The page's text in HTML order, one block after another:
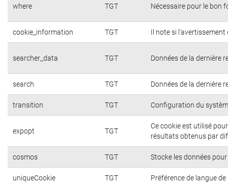
where TGT Nécessaire pour le bon
cookie_information TGT Il note si l'avertissement
searcher_data TGT Données de la dernière
search TGT Données de la dernière
transition TGT Configuration du
expopt TGT
Ce cookie est utilisé
résultats obtenus par
cosmos TGT Stocke les données
uniqueCookie TGT Préférence de langue